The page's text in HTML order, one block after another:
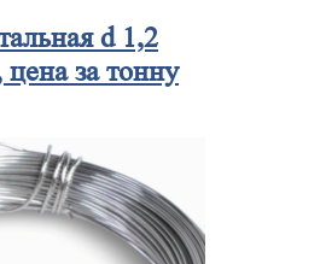
d 1,2
за тонну